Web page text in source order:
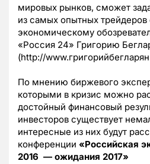
мировых рынков, сможет
из самых опытных трейдеров
экономическому
«Россия 24» Григорию
(http://
По мнению биржевого
которыми в кризис можно
достойный финансовый
инвесторов существует
интересные из них будут
конференции «Российская
2016 — ожидания 2017»